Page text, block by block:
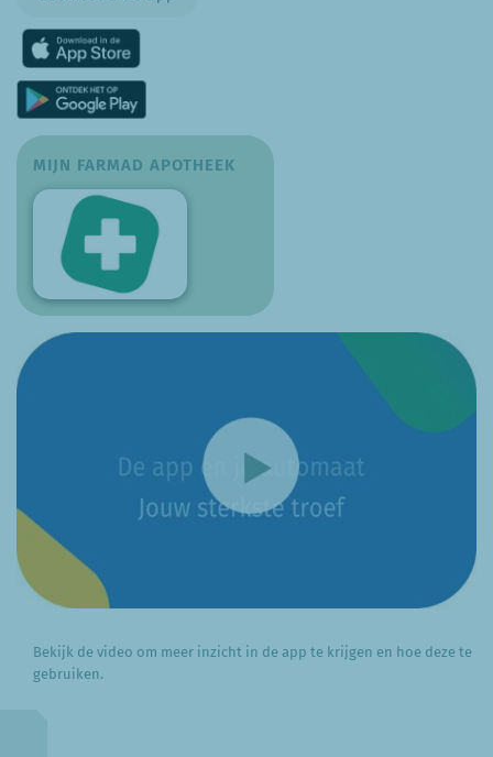
MIJN FARMAD APOTHEEK
Bekijk de video om meer inzicht in de app te krijgen en hoe deze te
gebruiken.